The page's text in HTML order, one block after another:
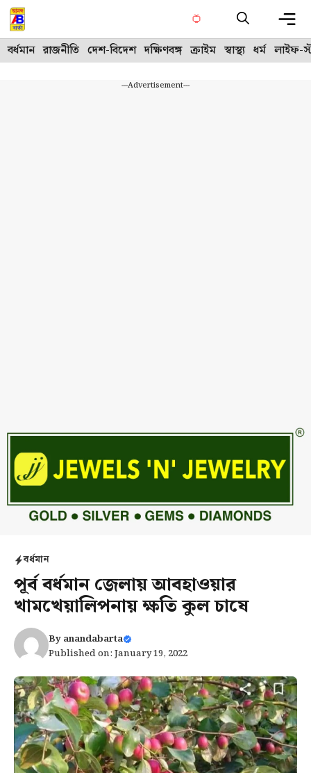
Skip
to
content
বর্ধমান রাজনীতি দেশ-বিদেশ দক্ষিণবঙ্গ ক্রাইম স্বাস্থ্য ধর্ম লাইফ-
---Advertisement---
বর্ধমান
পূর্ব বর্ধমান জেলায় আবহাওয়ার
খামখেয়ালিপনায় ক্ষতি কুল চাষে
Byanandabarta
Published on: January 19, 2022